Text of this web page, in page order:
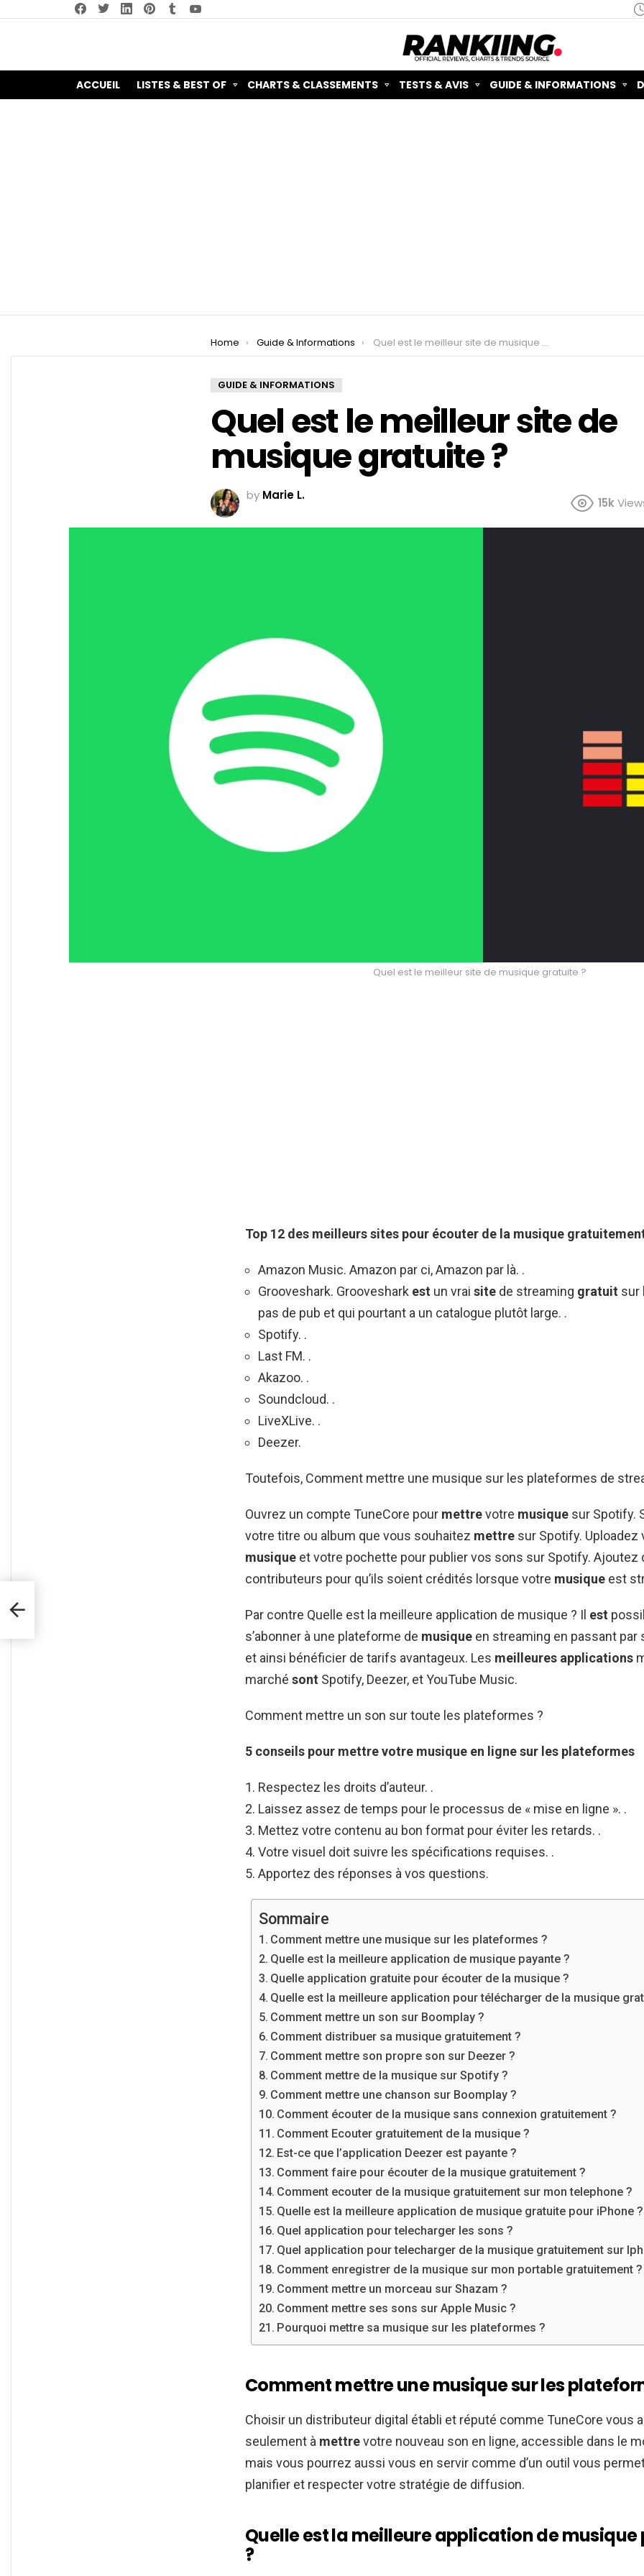
facebooktwitterlinkedin pinterest
ACCUEIL LISTES & BEST OF CHARTS & CLASSEMENTS TESTS & AVIS GUIDE & INFORMATIONS
You are here:
Home Guide & Informations Quel est le meilleur site de musique gratuite ?
GUIDE & INFORMATIONS
Quel est le meilleur site de
musique gratuite ?
by Marie L.
15k
Quel est le meilleur site de musique gratuite ?
Top 12 des meilleurs sites pour écouter de la musique
Amazon Music. Amazon par ci, Amazon par là. .
Grooveshark. Grooveshark est un vrai site de streaming gratuit sur
pas de pub et qui pourtant a un catalogue plutôt large. .
Spotify. .
Last FM. .
Akazoo. .
Soundcloud. .
LiveXLive. .
Deezer.
Toutefois, Comment mettre une musique sur les plateformes de
Ouvrez un compte TuneCore pour mettrevotre musique sur Spotify.
votre titre ou album que vous souhaitez mettre sur Spotify. Uploadez
musique et votre pochette pour publier vos sons sur Spotify. Ajoutez
contributeurs pour qu’ils soient crédités lorsque votre musique est
Par contre Quelle est la meilleure application de musique ? Il est
s’abonner à une plateforme de musique en streaming en passant par
et ainsi bénéficier de tarifs avantageux. Les meilleures applications
marché sont Spotify, Deezer, et YouTube Music.
Comment mettre un son sur toute les plateformes ?
5 conseils pour mettrevotre musique en ligne sur les plateformes
Respectez les droits d’auteur. .
Laissez assez de temps pour le processus de « mise en ligne ». .
Mettez votre contenu au bon format pour éviter les retards. .
Votre visuel doit suivre les spécifications requises. .
Apportez des réponses à vos questions.
Sommaire
Comment mettre une musique sur les plateformes ?
Quelle est la meilleure application de musique payante ?
Quelle application gratuite pour écouter de la musique ?
Quelle est la meilleure application pour télécharger de la musique
Comment mettre un son sur Boomplay ?
Comment distribuer sa musique gratuitement ?
Comment mettre son propre son sur Deezer ?
Comment mettre de la musique sur Spotify ?
Comment mettre une chanson sur Boomplay ?
Comment écouter de la musique sans connexion gratuitement ?
Comment Ecouter gratuitement de la musique ?
Est-ce que l’application Deezer est payante ?
Comment faire pour écouter de la musique gratuitement ?
Comment ecouter de la musique gratuitement sur mon telephone ?
Quelle est la meilleure application de musique gratuite pour iPhone ?
Quel application pour telecharger les sons ?
Quel application pour telecharger de la musique gratuitement sur
Comment enregistrer de la musique sur mon portable gratuitement ?
Comment mettre un morceau sur Shazam ?
Comment mettre ses sons sur Apple Music ?
Pourquoi mettre sa musique sur les plateformes ?
Comment mettre une musique sur les
Choisir un distributeur digital établi et réputé comme TuneCore vous
seulement à mettrevotre nouveau son en ligne, accessible dans le
mais vous pourrez aussi vous en servir comme d’un outil vous
planifier et respecter votre stratégie de diffusion.
Quelle est la meilleure application de
?
?